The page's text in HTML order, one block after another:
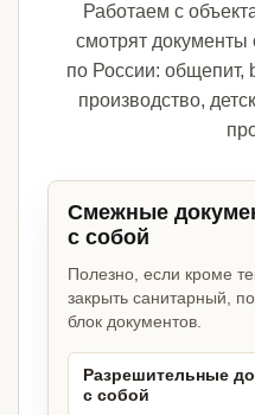
Работаем с
смотрят документы
по России: общепит,
производство,
Смежные
с собой
Полезно, если кроме
закрыть санитарный,
блок документов.
Разрешительные
с собой